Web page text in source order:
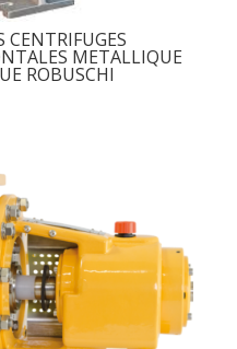
CENTRIFUGES
METALLIQUE
ROBUSCHI